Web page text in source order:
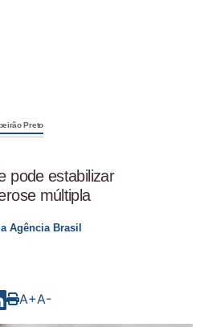
Preto
pode estabilizar
múltipla
Agência Brasil
A+A-